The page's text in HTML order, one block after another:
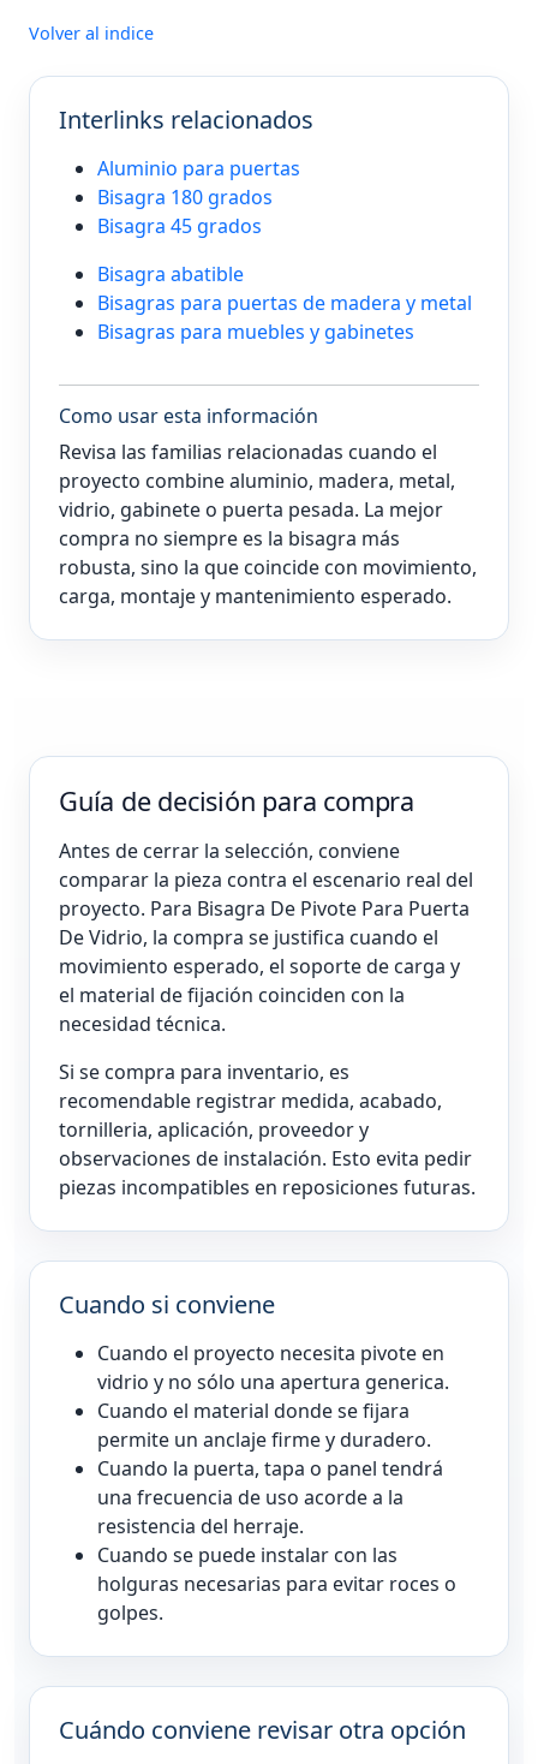
Volver al indice
Interlinks relacionados
Aluminio para puertas
Bisagra 180 grados
Bisagra 45 grados
Bisagra abatible
Bisagras para puertas de madera y metal
Bisagras para muebles y gabinetes
Como usar esta información
Revisa las familias relacionadas cuando el
proyecto combine aluminio, madera, metal,
vidrio, gabinete o puerta pesada. La mejor
compra no siempre es la bisagra más
robusta, sino la que coincide con movimiento,
carga, montaje y mantenimiento esperado.
Guía de decisión para compra
Antes de cerrar la selección, conviene
comparar la pieza contra el escenario real del
proyecto. Para Bisagra De Pivote Para Puerta
De Vidrio, la compra se justifica cuando el
movimiento esperado, el soporte de carga y
el material de fijación coinciden con la
necesidad técnica.
Si se compra para inventario, es
recomendable registrar medida, acabado,
tornilleria, aplicación, proveedor y
observaciones de instalación. Esto evita pedir
piezas incompatibles en reposiciones futuras.
Cuando si conviene
Cuando el proyecto necesita pivote en
vidrio y no sólo una apertura generica.
Cuando el material donde se fijara
permite un anclaje firme y duradero.
Cuando la puerta, tapa o panel tendrá
una frecuencia de uso acorde a la
resistencia del herraje.
Cuando se puede instalar con las
holguras necesarias para evitar roces o
golpes.
Cuándo conviene revisar otra opción